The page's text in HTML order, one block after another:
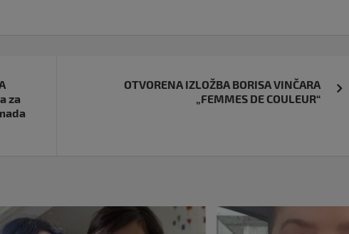
za
OTVORENA IZLOŽBA BORISA VINČARA
„FEMMES DE COULEUR“